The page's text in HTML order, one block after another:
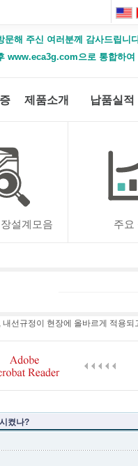
해 주신 여러분께 감사드립니
www.eca3g.com으로 통합하여
제품소개 납품실적
설계모음 주요
선규정이 현장에 올바르게 적용되
켰나?